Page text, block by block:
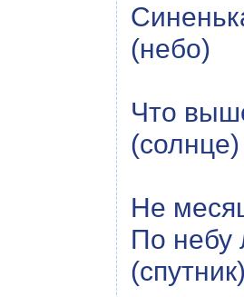
(небо)
Что
(солнце)
Не
По небу